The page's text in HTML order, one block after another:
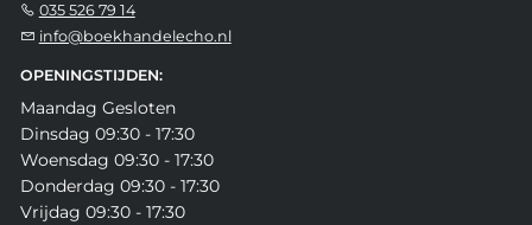
035 526 79 14
info@boekhandelecho.nl
OPENINGSTIJDEN:
Maandag Gesloten
Dinsdag 09:30 - 17:30
Woensdag 09:30 - 17:30
Donderdag 09:30 - 17:30
Vrijdag 09:30 - 17:30